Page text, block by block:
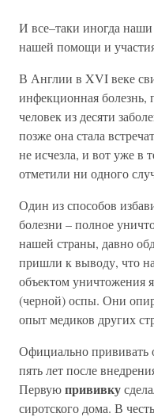
И все–таки иногда
нашей помощи и
В Англии в XVI веке
инфекционная болезнь,
человек из десяти
позже она стала
не исчезла, и вот уже в
отметили ни одного
Один из способов
болезни – полное
нашей страны, давно
пришли к выводу, что
объектом уничтожения
(черной) оспы. Они
опыт медиков других
Официально прививать
пять лет после
Первуюпрививку
сиротского дома. В